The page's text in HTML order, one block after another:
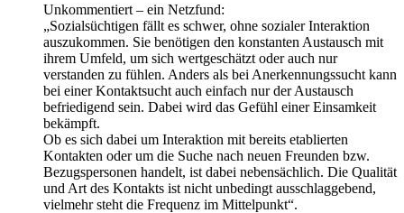
Unkommentiert – ein Netzfund:
„Sozialsüchtigen fällt es schwer, ohne sozialer Interaktion
auszukommen. Sie benötigen den konstanten Austausch mit
ihrem Umfeld, um sich wertgeschätzt oder auch nur
verstanden zu fühlen. Anders als bei Anerkennungssucht kann
bei einer Kontaktsucht auch einfach nur der Austausch
befriedigend sein. Dabei wird das Gefühl einer Einsamkeit
bekämpft.
Ob es sich dabei um Interaktion mit bereits etablierten
Kontakten oder um die Suche nach neuen Freunden bzw.
Bezugspersonen handelt, ist dabei nebensächlich. Die Qualität
und Art des Kontakts ist nicht unbedingt ausschlaggebend,
vielmehr steht die Frequenz im Mittelpunkt“.